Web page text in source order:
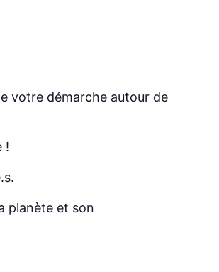
votre démarche autour de
!
planète et son